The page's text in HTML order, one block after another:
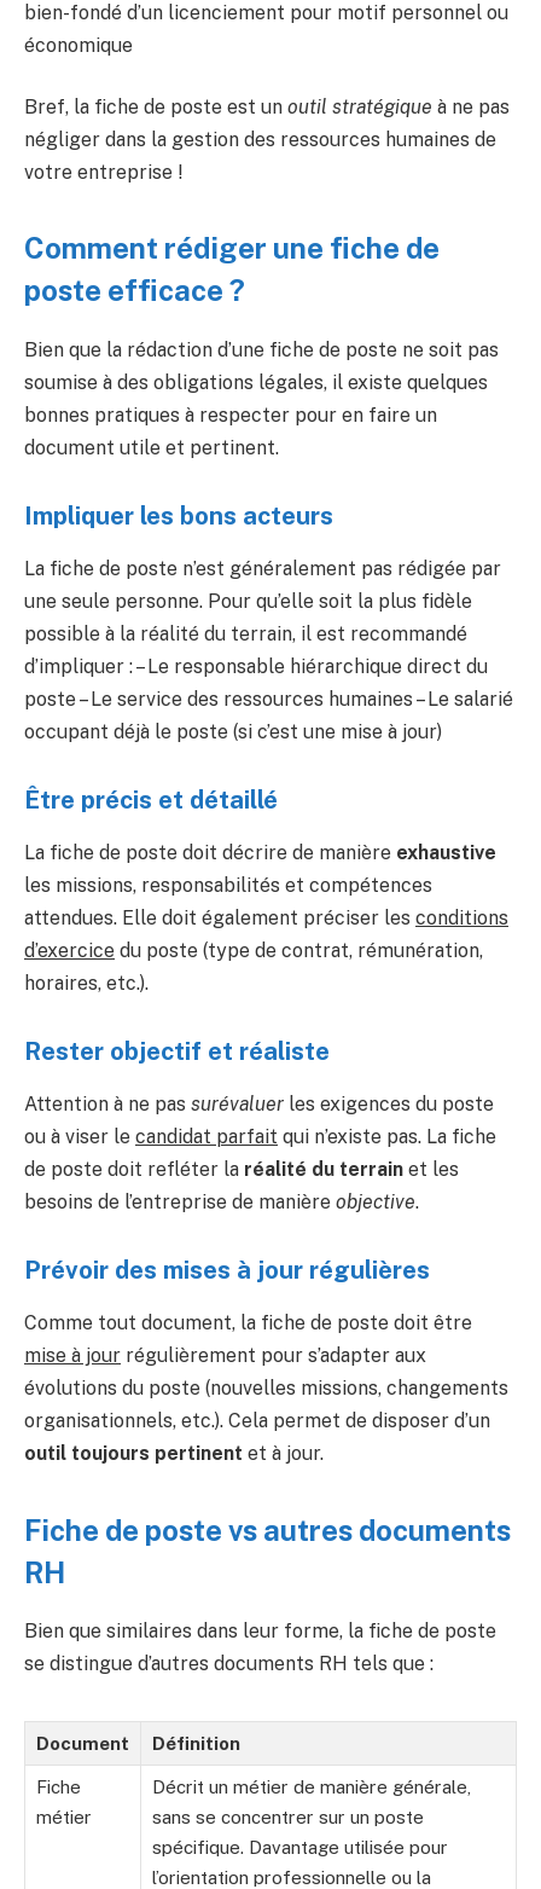
bien-fondé d’un licenciement pour motif personnel ou
économique
Bref, la fiche de poste est un outil stratégique à ne pas
négliger dans la gestion des ressources humaines de
votre entreprise !
Comment rédiger une fiche de
poste efficace ?
Bien que la rédaction d’une fiche de poste ne soit pas
soumise à des obligations légales, il existe quelques
bonnes pratiques à respecter pour en faire un
document utile et pertinent.
Impliquer les bons acteurs
La fiche de poste n’est généralement pas rédigée par
une seule personne. Pour qu’elle soit la plus fidèle
possible à la réalité du terrain, il est recommandé
d’impliquer : – Le responsable hiérarchique direct du
poste – Le service des ressources humaines – Le salarié
occupant déjà le poste (si c’est une mise à jour)
Être précis et détaillé
La fiche de poste doit décrire de manière exhaustive
les missions, responsabilités et compétences
attendues. Elle doit également préciser les conditions
d’exercice du poste (type de contrat, rémunération,
horaires, etc.).
Rester objectif et réaliste
Attention à ne pas surévaluer les exigences du poste
ou à viser le candidat parfait qui n’existe pas. La fiche
de poste doit refléter la réalité du terrain et les
besoins de l’entreprise de manière objective.
Prévoir des mises à jour régulières
Comme tout document, la fiche de poste doit être
mise à jour régulièrement pour s’adapter aux
évolutions du poste (nouvelles missions, changements
organisationnels, etc.). Cela permet de disposer d’un
outil toujours pertinent et à jour.
Fiche de poste vs autres documents
RH
Bien que similaires dans leur forme, la fiche de poste
se distingue d’autres documents RH tels que :
Document Définition
Fiche
métier
Décrit un métier de manière générale,
sans se concentrer sur un poste
spécifique. Davantage utilisée pour
l’orientation professionnelle ou la